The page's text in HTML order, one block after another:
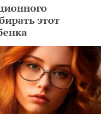
этот